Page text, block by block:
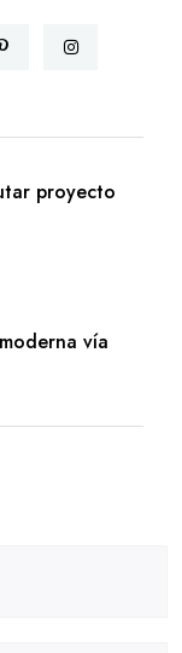
proyecto
vía